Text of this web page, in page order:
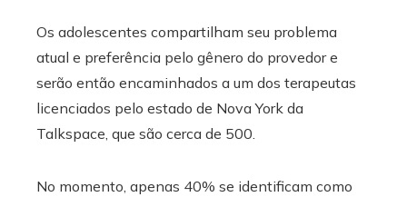
Os adolescentes compartilham seu problema
atual e preferência pelo gênero do provedor e
serão então encaminhados a um dos terapeutas
licenciados pelo estado de Nova York da
Talkspace, que são cerca de 500.
No momento, apenas 40% se identificam como